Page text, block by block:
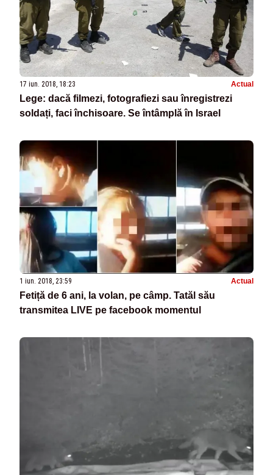
17 iun. 2018, 18:23 Actual
Lege: dacă filmezi, fotografiezi sau înregistrezi
soldați, faci închisoare. Se întâmplă în Israel
1 iun. 2018, 23:59 Actual
Fetiță de 6 ani, la volan, pe câmp. Tatăl său
transmitea LIVE pe facebook momentul